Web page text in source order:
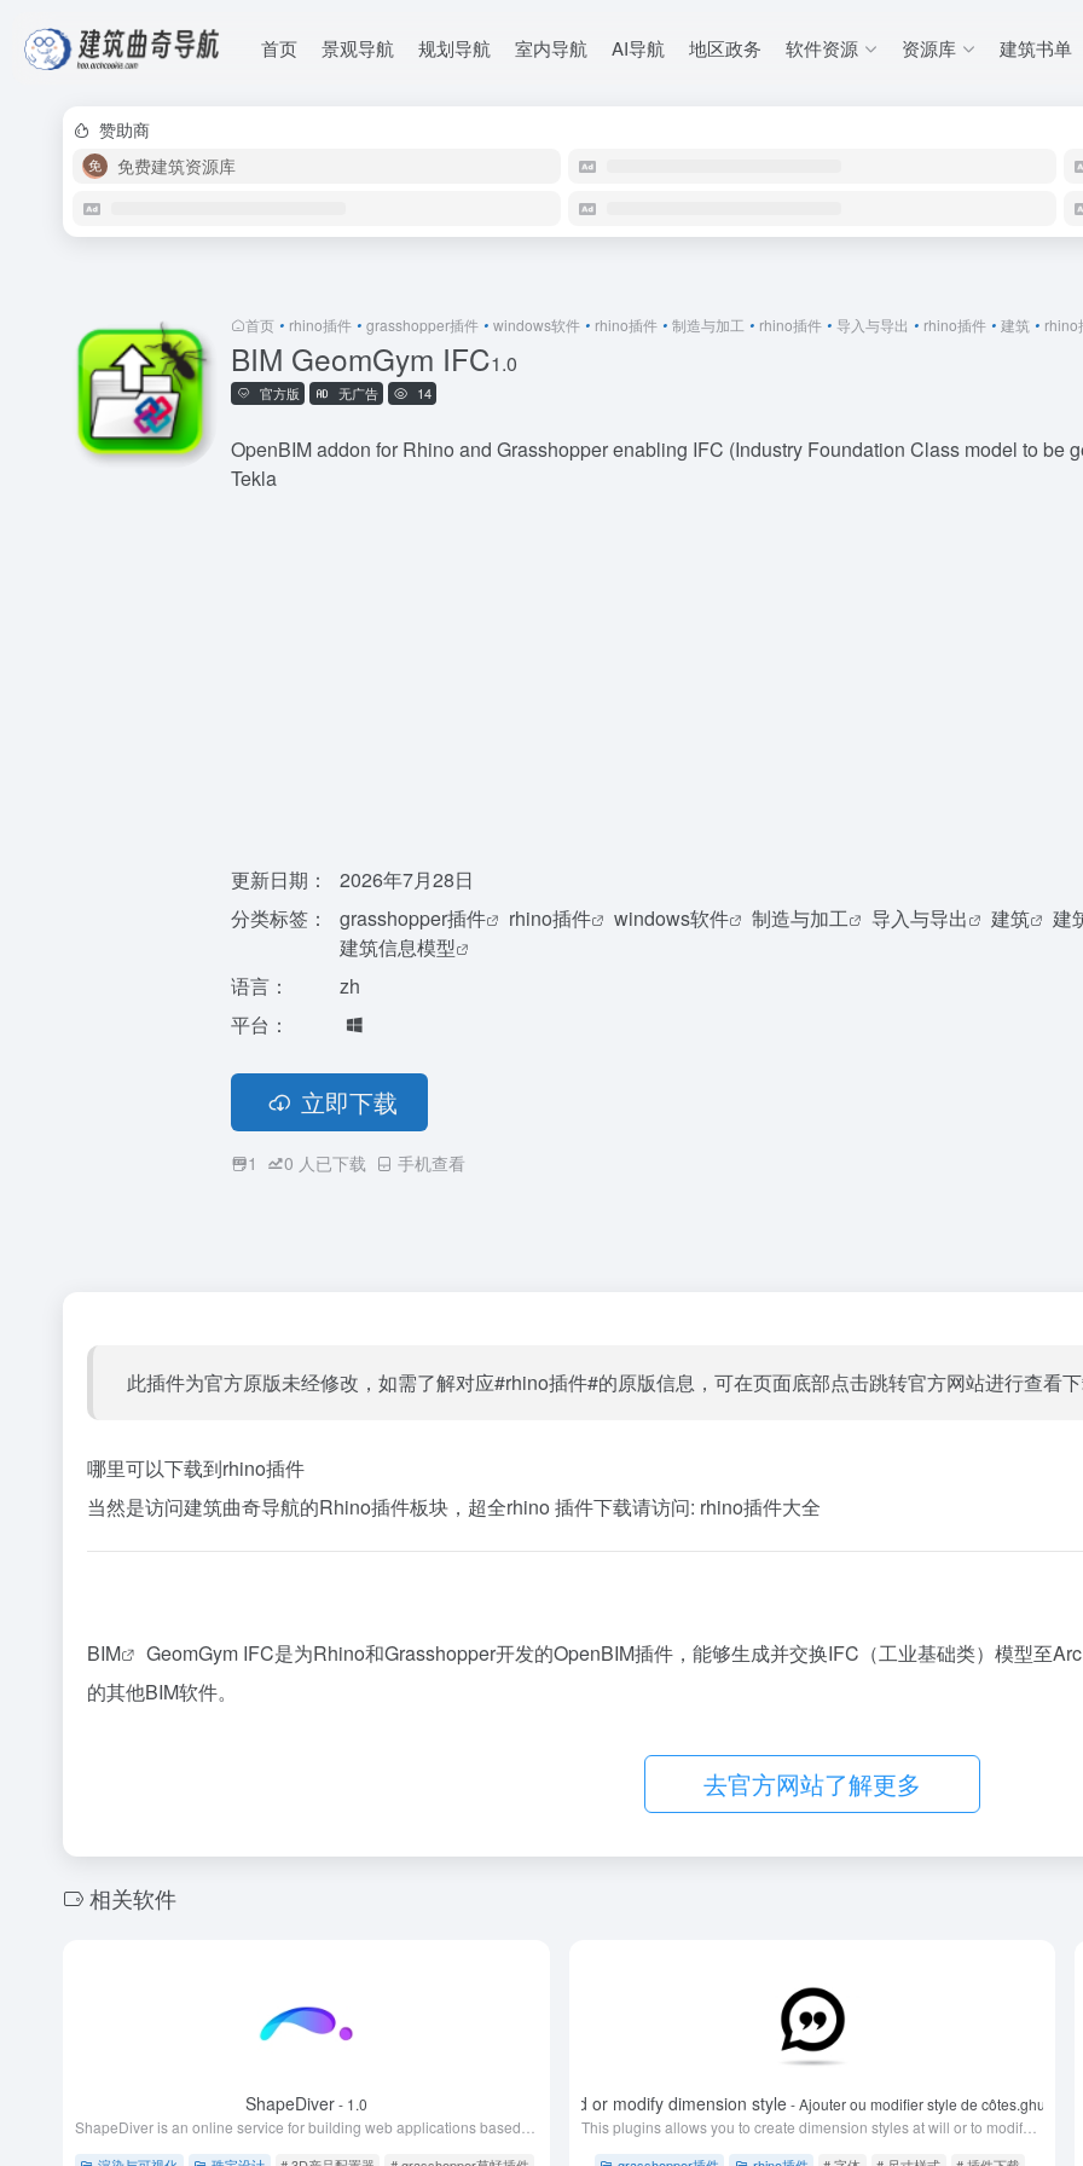
首页 景观导航 规划导航 室内导航 AI导航 地区政务 软件资源 资源库 建筑书单
赞助商
免费建筑资源库
首页 • rhino插件 • grasshopper插件 • windows软件 • rhino插件 • 制造与加工 • rhino插件 • 导入与导出 • rhino插件 • 建筑 • rhino
BIM GeomGym IFC1.0
官方版 无广告 14
OpenBIM addon for Rhino and Grasshopper enabling IFC (Industry Foundation Class model to be
Tekla
更新日期：
2026年7月28日
分类标签：
grasshopper插件 rhino插件 windows软件 制造与加工 导入与导出 建筑
建
建筑信息模型
语言：
zh
平台：
立即下载
1 0 人已下载 手机查看
此插件为官方原版未经修改，如需了解对应#rhino插件#的原版信息，可在页面底部点击跳转官方网站进行查看
哪里可以下载到rhino插件
当然是访问建筑曲奇导航的Rhino插件板块，超全rhino 插件下载请访问: rhino插件大全
BIM
GeomGym IFC是为Rhino和Grasshopper开发的OpenBIM插件，能够生成并交换IFC（工业基础类）模型至
的其他BIM软件。
去官方网站了解更多
相关软件
ShapeDiver- 1.0
Add or modify dimension style- Ajouter ou modifier style de côtes.ghuser
This plugins allows you to create dimension styles at will or to modify dimension styles if they already exist.